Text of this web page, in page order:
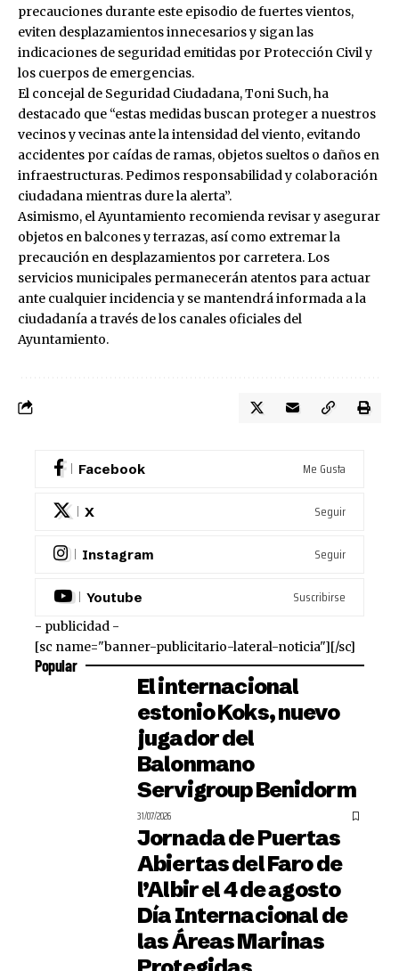
precauciones durante este episodio de fuertes vientos,
eviten desplazamientos innecesarios y sigan las
indicaciones de seguridad emitidas por Protección Civil y
los cuerpos de emergencias.
El concejal de Seguridad Ciudadana, Toni Such, ha
destacado que “estas medidas buscan proteger a nuestros
vecinos y vecinas ante la intensidad del viento, evitando
accidentes por caídas de ramas, objetos sueltos o daños en
infraestructuras. Pedimos responsabilidad y colaboración
ciudadana mientras dure la alerta”.
Asimismo, el Ayuntamiento recomienda revisar y asegurar
objetos en balcones y terrazas, así como extremar la
precaución en desplazamientos por carretera. Los
servicios municipales permanecerán atentos para actuar
ante cualquier incidencia y se mantendrá informada a la
ciudadanía a través de los canales oficiales del
Ayuntamiento.
Facebook Me Gusta
X Seguir
Instagram Seguir
Youtube Suscribirse
- publicidad -
[sc name="banner-publicitario-lateral-noticia"][/sc]
Popular
El internacional
estonio Koks, nuevo
jugador del
Balonmano
Servigroup Benidorm
31/07/2026
Jornada de Puertas
Abiertas del Faro de
l’Albir el 4 de agosto
Día Internacional de
las Áreas Marinas